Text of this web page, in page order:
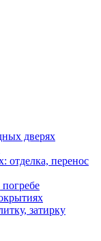
дверях
отделка, перенос
затирку